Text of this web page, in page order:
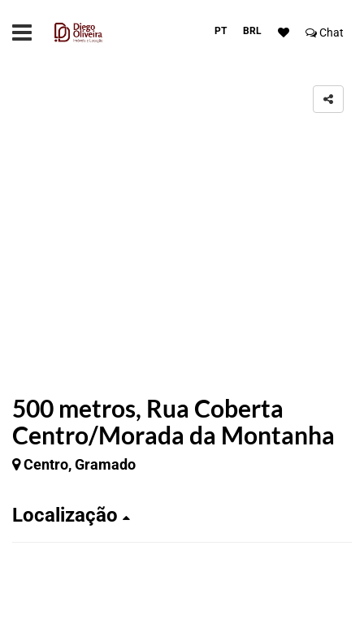
PT BRL Chat
500 metros, Rua Coberta
Centro/Morada da Montanha
Centro, Gramado
Localização